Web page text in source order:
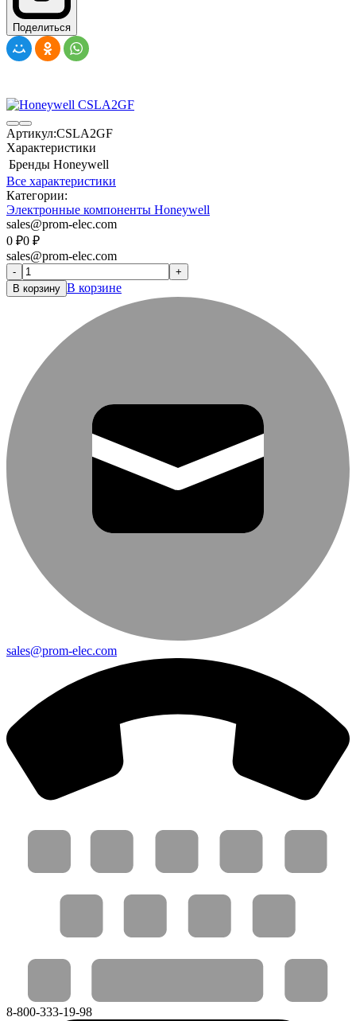
Поделиться
Артикул:CSLA2GF
Характеристики
Бренды Honeywell
Все характеристики
Категории:
Электронные компоненты Honeywell
sales@prom-elec.com
0 ₽0 ₽
sales@prom-elec.com
-
+
В корзину В корзине
sales@prom-elec.com
8-800-333-19-98